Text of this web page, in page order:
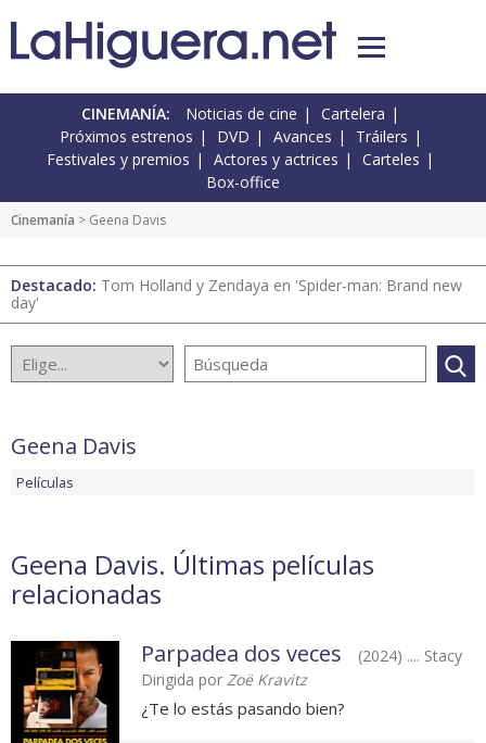
CINEMANÍA: Noticias de cine
Cartelera
Próximos estrenos
DVD Avances
Tráilers
Festivales y premios
Actores y actrices
Carteles
Box-office
Cinemanía > Geena Davis
Destacado: Tom Holland y Zendaya en 'Spider-man: Brand new
day'
Geena Davis
Películas
Geena Davis. Últimas películas
relacionadas
Parpadea dos veces
(2024) .... Stacy
Dirigida por Zoë Kravitz
¿Te lo estás pasando bien?